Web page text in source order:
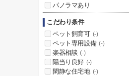
パノラマあり
こだわり条件
ペット飼育可 (-)
ペット専用設備 (-)
楽器相談 (-)
陽当り良好 (-)
閑静な住宅地 (-)